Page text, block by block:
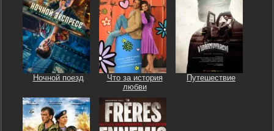
Ночной поезд
Что за история
любви
Путешествие